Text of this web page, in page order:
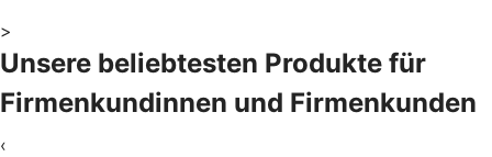
>
Unsere beliebtesten Produkte für
Firmenkundinnen und Firmenkunden
‹